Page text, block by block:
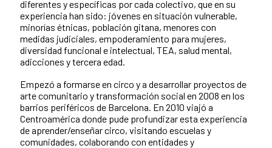
diferentes y específicas por cada colectivo, que en su
experiencia han sido: jóvenes en situación vulnerable,
minorías étnicas, población gitana, menores con
medidas judiciales, empoderamiento para mujeres,
diversidad funcional e intelectual, TEA, salud mental,
adicciones y tercera edad.
Empezó a formarse en circo y a desarrollar proyectos de
arte comunitario y transformación social en 2008 en los
barrios periféricos de Barcelona. En 2010 viajó a
Centroamérica donde pude profundizar esta experiencia
de aprender/enseñar circo, visitando escuelas y
comunidades, colaborando con entidades y